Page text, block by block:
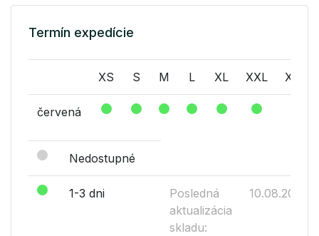
Termín expedície
XS S M L XL XXL XXXL
červená
Nedostupné
1-3 dni
Posledná
aktualizácia
skladu:
10.08.2026